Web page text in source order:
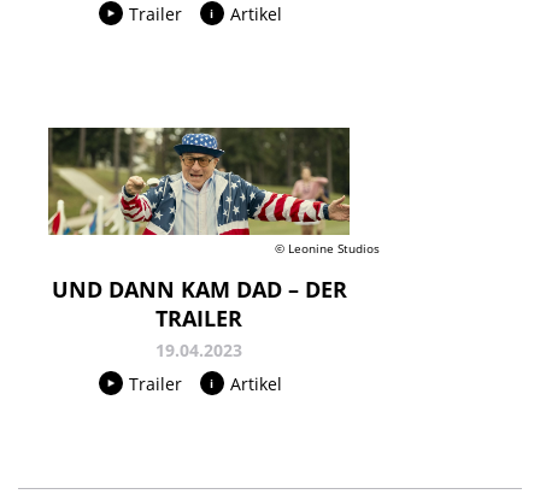
Trailer
Artikel
© Leonine Studios
UND DANN KAM DAD – DER
TRAILER
19.04.2023
Trailer
Artikel